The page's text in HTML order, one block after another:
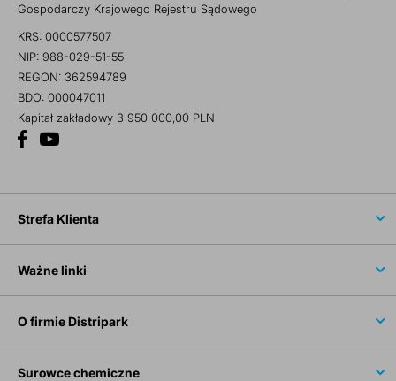
Gospodarczy Krajowego Rejestru Sądowego
KRS: 0000577507
NIP: 988-029-51-55
REGON: 362594789
BDO: 000047011
Kapitał zakładowy 3 950 000,00 PLN
Strefa Klienta
Ważne linki
O firmie Distripark
Surowce chemiczne